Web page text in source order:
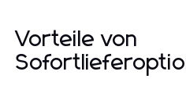
Vorteile von